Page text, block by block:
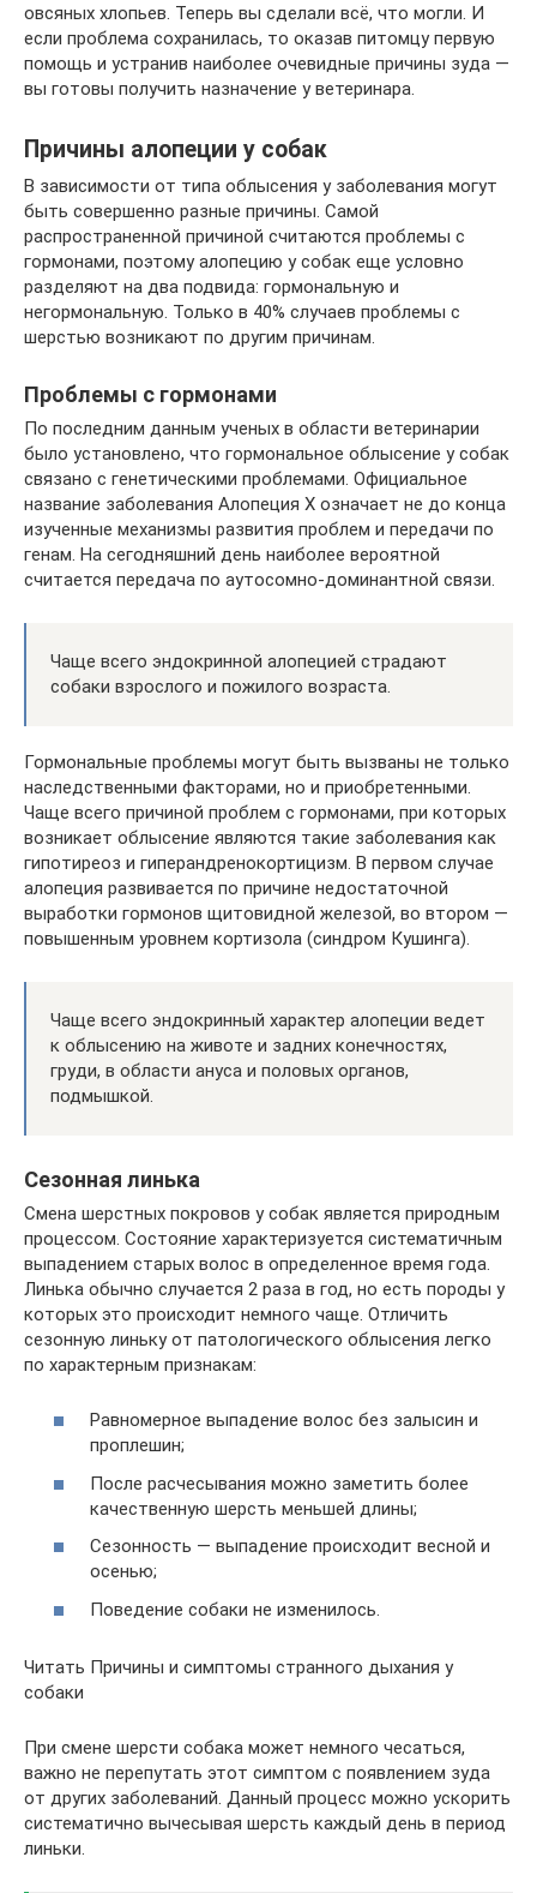
овсяных хлопьев. Теперь вы сделали всё, что могли. И
если проблема сохранилась, то оказав питомцу первую
помощь и устранив наиболее очевидные причины зуда —
вы готовы получить назначение у ветеринара.
Причины алопеции у собак
В зависимости от типа облысения у заболевания могут
быть совершенно разные причины. Самой
распространенной причиной считаются проблемы с
гормонами, поэтому алопецию у собак еще условно
разделяют на два подвида: гормональную и
негормональную. Только в 40% случаев проблемы с
шерстью возникают по другим причинам.
Проблемы с гормонами
По последним данным ученых в области ветеринарии
было установлено, что гормональное облысение у собак
связано с генетическими проблемами. Официальное
название заболевания Алопеция Х означает не до конца
изученные механизмы развития проблем и передачи по
генам. На сегодняшний день наиболее вероятной
считается передача по аутосомно-доминантной связи.
Чаще всего эндокринной алопецией страдают
собаки взрослого и пожилого возраста.
Гормональные проблемы могут быть вызваны не только
наследственными факторами, но и приобретенными.
Чаще всего причиной проблем с гормонами, при которых
возникает облысение являются такие заболевания как
гипотиреоз и гиперандренокортицизм. В первом случае
алопеция развивается по причине недостаточной
выработки гормонов щитовидной железой, во втором —
повышенным уровнем кортизола (синдром Кушинга).
Чаще всего эндокринный характер алопеции ведет
к облысению на животе и задних конечностях,
груди, в области ануса и половых органов,
подмышкой.
Сезонная линька
Смена шерстных покровов у собак является природным
процессом. Состояние характеризуется систематичным
выпадением старых волос в определенное время года.
Линька обычно случается 2 раза в год, но есть породы у
которых это происходит немного чаще. Отличить
сезонную линьку от патологического облысения легко
по характерным признакам:
Равномерное выпадение волос без залысин и
проплешин;
После расчесывания можно заметить более
качественную шерсть меньшей длины;
Сезонность — выпадение происходит весной и
осенью;
Поведение собаки не изменилось.
Читать Причины и симптомы странного дыхания у
собаки
При смене шерсти собака может немного чесаться,
важно не перепутать этот симптом с появлением зуда
от других заболеваний. Данный процесс можно ускорить
систематично вычесывая шерсть каждый день в период
линьки.